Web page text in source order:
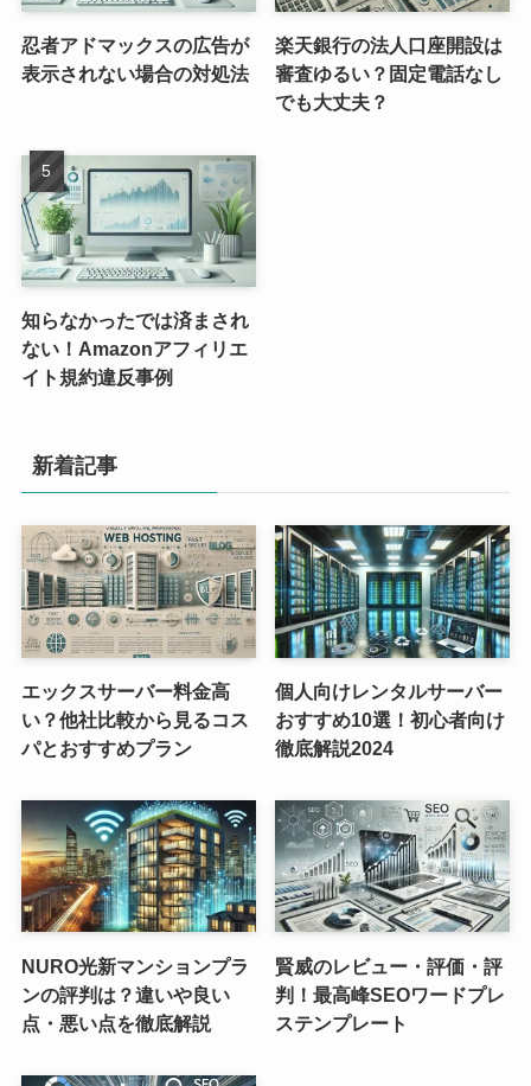
忍者アドマックスの広告が
表示されない場合の対処法
楽天銀行の法人口座開設は
審査ゆるい？固定電話なし
でも大丈夫？
知らなかったでは済まされ
ない！Amazonアフィリエ
イト規約違反事例
新着記事
エックスサーバー料金高
い？他社比較から見るコス
パとおすすめプラン
個人向けレンタルサーバー
おすすめ10選！初心者向け
徹底解説2024
NURO光新マンションプラ
ンの評判は？違いや良い
点・悪い点を徹底解説
賢威のレビュー・評価・評
判！最高峰SEOワードプレ
ステンプレート